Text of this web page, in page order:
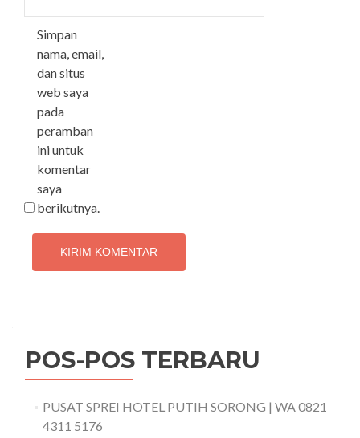
Simpan
nama, email,
dan situs
web saya
pada
peramban
ini untuk
komentar
saya
berikutnya.
POS-POS TERBARU
PUSAT SPREI HOTEL PUTIH SORONG | WA 0821
4311 5176